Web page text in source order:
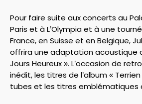
Pour faire suite aux concerts au
Paris et à L’Olympia et à une
France, en Suisse et en Belgique,
offrira une adaptation acoustique
Jours Heureux ». L’occasion de
inédit, les titres de l’album «
tubes et les titres emblématiques